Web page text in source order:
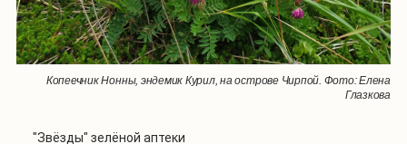
Копеечник Нонны, эндемик Курил, на острове Чирпой. Фото: Елена
Глазкова
"Звёзды" зелёной аптеки